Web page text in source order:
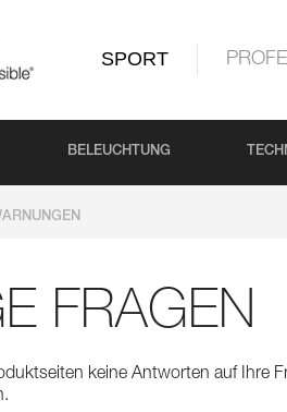
SPORT
BELEUCHTUNG
FRAGEN
keine Antworten auf Ihre